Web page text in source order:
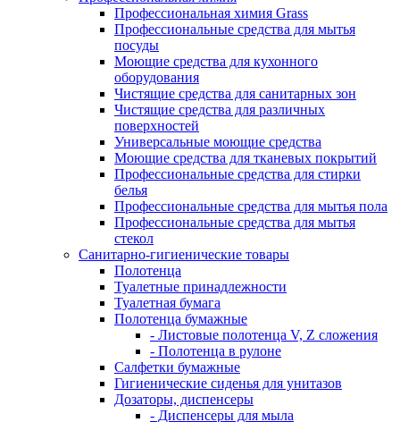
Профессиональная химия Grass
Профессиональные средства для мытья
посуды
Моющие средства для кухонного
оборудования
Чистящие средства для санитарных зон
Чистящие средства для различных
поверхностей
Универсальные моющие средства
Моющие средства для тканевых покрытий
Профессиональные средства для стирки
белья
Профессиональные средства для мытья пола
Профессиональные средства для мытья
стекол
Санитарно-гигиенические товары
Полотенца
Туалетные принадлежности
Туалетная бумага
Полотенца бумажные
- Листовые полотенца V, Z сложения
- Полотенца в рулоне
Салфетки бумажные
Гигиенические сиденья для унитазов
Дозаторы, диспенсеры
- Диспенсеры для мыла